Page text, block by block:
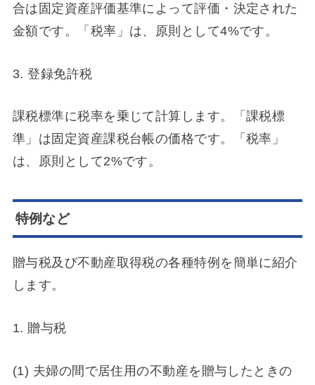
合は固定資産評価基準によって評価・決定された
金額です。「税率」は、原則として4%です。
3. 登録免許税
課税標準に税率を乗じて計算します。「課税標
準」は固定資産課税台帳の価格です。「税率」
は、原則として2%です。
特例など
贈与税及び不動産取得税の各種特例を簡単に紹介
します。
1. 贈与税
(1) 夫婦の間で居住用の不動産を贈与したときの